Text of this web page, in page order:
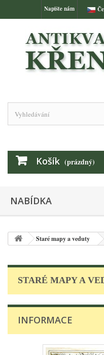
Napište nám
Košík (prázdný)
NABÍDKA
Staré mapy a veduty
STARÉ MAPY A
INFORMACE